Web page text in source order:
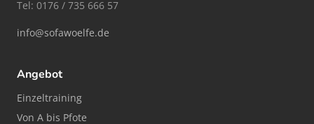
Tel: 0176 / 735 666 57
info@sofawoelfe.de
Angebot
Einzeltraining
Von A bis Pfote